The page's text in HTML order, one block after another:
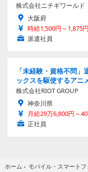
株式会社ニチギワールド
大阪府
時給1,500円～1,875円
派遣社員
「未経験・資格不問
ックスを駆使するアニ
株式会社RIOT GROUP
神奈川県
月給29万6,800円～
正社員
ホーム › モバイル・スマートフ